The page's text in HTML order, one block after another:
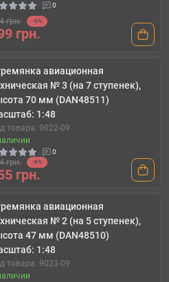
0
грн. -6%
грн.
авиационная
№ 3 (на 7 ступенек),
70 мм (DAN48511)
1:48
товара: 9022-09
0
грн. -6%
грн.
авиационная
№ 2 (на 5 ступенек),
47 мм (DAN48510)
1:48
товара: 9023-09